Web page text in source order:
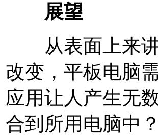
展望
从表面上来讲
改变，平板电脑
应用让人产生无
合到所用电脑中